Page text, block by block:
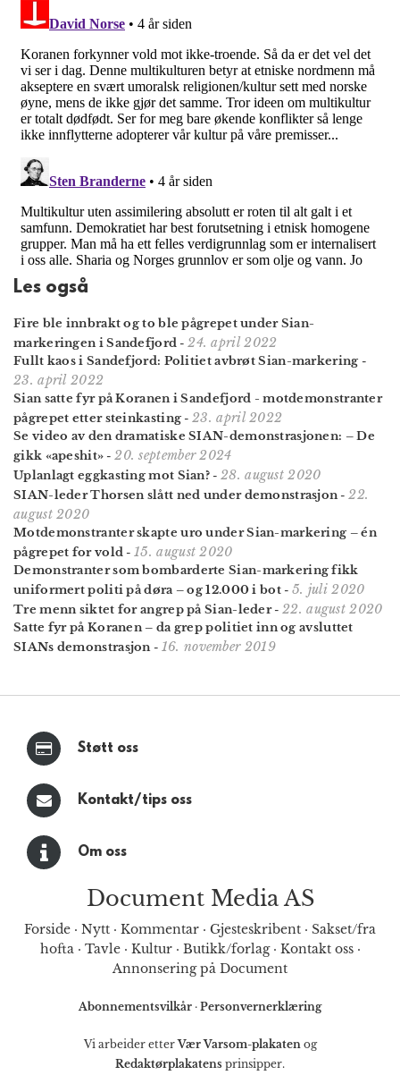
Les også
Fire ble innbrakt og to ble pågrepet under Sian-
markeringen i Sandefjord -24. april 2022
Fullt kaos i Sandefjord: Politiet avbrøt Sian-markering -
23. april 2022
Sian satte fyr på Koranen i Sandefjord - motdemonstranter
pågrepet etter steinkasting -23. april 2022
Se video av den dramatiske SIAN-demonstrasjonen: – De
gikk «apeshit» -20. september 2024
Uplanlagt eggkasting mot Sian? - 28. august 2020
SIAN-leder Thorsen slått ned under demonstrasjon-22.
august 2020
Motdemonstranter skapte uro under Sian-markering – én
pågrepet for vold -15. august 2020
Demonstranter som bombarderte Sian-markering fikk
uniformert politi på døra – og 12.000 i bot- 5. juli 2020
Tre menn siktet for angrep på Sian-leder- 22. august 2020
Satte fyr på Koranen – da grep politiet inn og avsluttet
SIANs demonstrasjon- 16. november 2019
Støtt oss
Kontakt/tips oss
Om oss
Document Media AS
Forside · Nytt · Kommentar · Gjesteskribent · Sakset/fra
hofta · Tavle· Kultur· Butikk/forlag· Kontakt oss·
Annonsering på Document
Abonnementsvilkår · Personvernerklæring
Vi arbeider etterVær Varsom-plakaten og
Redaktørplakatens prinsipper.